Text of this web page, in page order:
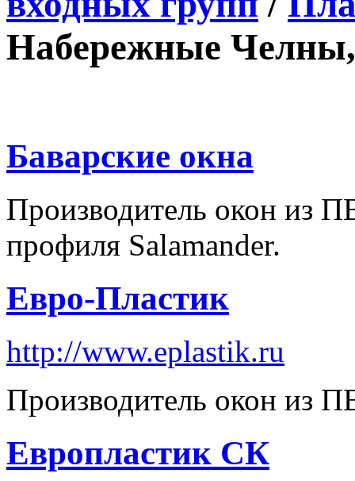
Набережные Челны,
Баварские окна
Производитель окон из
профиля Salamander.
Евро-Пластик
http://www.eplastik.ru
Производитель окон из
Европластик СК